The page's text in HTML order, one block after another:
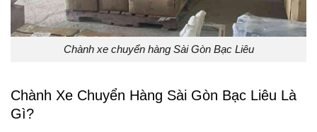
Chành xe chuyển hàng Sài Gòn Bạc Liêu
Chành Xe Chuyển Hàng Sài Gòn Bạc Liêu Là
Gì?